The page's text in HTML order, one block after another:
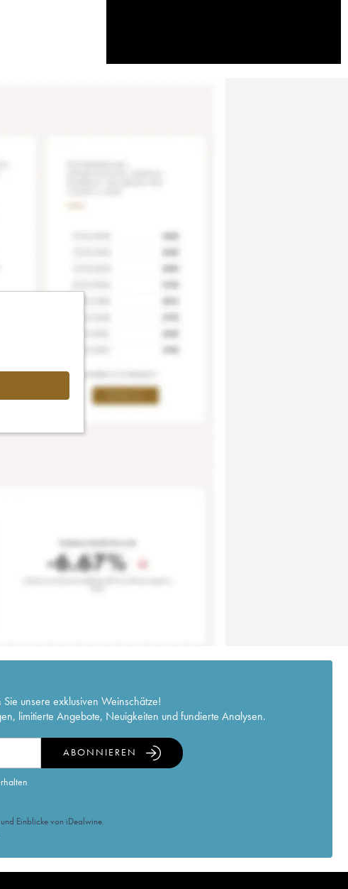
unsere exklusiven Weinschätze!
limitierte Angebote, Neuigkeiten und fundierte Analysen.
ABONNIEREN
Einblicke von iDealwine.